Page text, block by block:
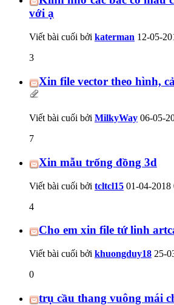
với ạ
Viết bài cuối bởi katerman 12-05-
3
Xin file vector theo hình,
Viết bài cuối bởi MilkyWay 06-05-
7
Xin mẫu trống đồng 3d
Viết bài cuối bởi tcltcl15 01-04-2018
4
Cho em xin file tứ linh
Viết bài cuối bởi khuongduy18 25-
0
trụ cầu thang vuông mái